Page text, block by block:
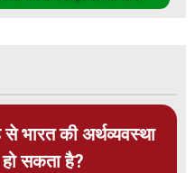
भारत की अर्थव्यवस्था
सकता है?